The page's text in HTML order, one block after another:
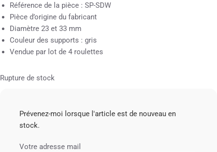
Référence de la pièce : SP-SDW
Pièce d’origine du fabricant
Diamètre 23 et 33 mm
Couleur des supports : gris
Vendue par lot de 4 roulettes
Rupture de stock
Prévenez-moi lorsque l'article est de nouveau en
stock.
Votre adresse mail